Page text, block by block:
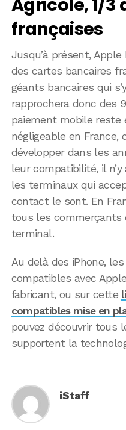
françaises
Jusqu’à présent, Apple
des cartes bancaires
géants bancaires qui
rapprochera donc des
paiement mobile reste
négligeable en
développer dans les
leur compatibilité, il
les terminaux qui
contact le sont. En
tous les commerçants
terminal.
Au delà des iPhone, les
compatibles avec
fabricant, ou sur cette
compatibles mise en
pouvez découvrir tous
supportent la
iStaff